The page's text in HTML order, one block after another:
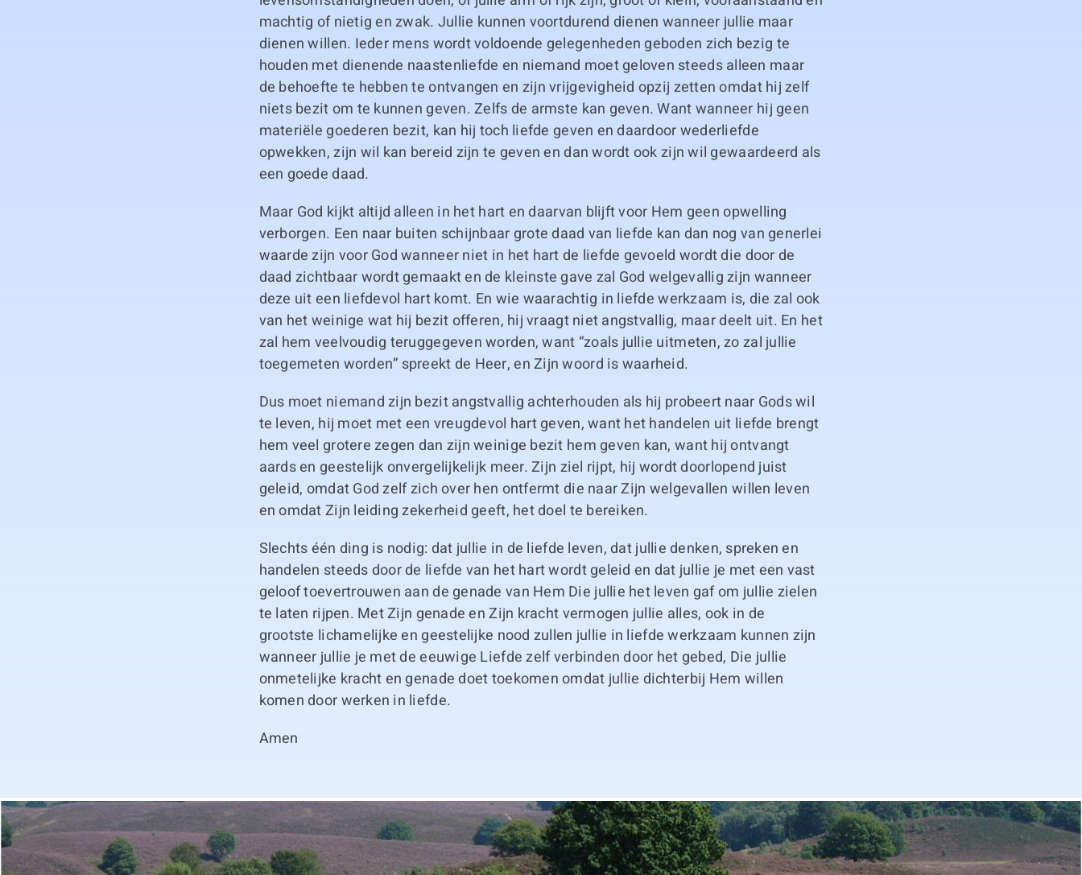
machtig of nietig en zwak. Jullie kunnen voortdurend dienen wanneer jullie maar
dienen willen. Ieder mens wordt voldoende gelegenheden geboden zich bezig te
houden met dienende naastenliefde en niemand moet geloven steeds alleen maar
de behoefte te hebben te ontvangen en zijn vrijgevigheid opzij zetten omdat hij zelf
niets bezit om te kunnen geven. Zelfs de armste kan geven. Want wanneer hij geen
materiële goederen bezit, kan hij toch liefde geven en daardoor wederliefde
opwekken, zijn wil kan bereid zijn te geven en dan wordt ook zijn wil gewaardeerd als
een goede daad.
Maar God kijkt altijd alleen in het hart en daarvan blijft voor Hem geen opwelling
verborgen. Een naar buiten schijnbaar grote daad van liefde kan dan nog van generlei
waarde zijn voor God wanneer niet in het hart de liefde gevoeld wordt die door de
daad zichtbaar wordt gemaakt en de kleinste gave zal God welgevallig zijn wanneer
deze uit een liefdevol hart komt. En wie waarachtig in liefde werkzaam is, die zal ook
van het weinige wat hij bezit offeren, hij vraagt niet angstvallig, maar deelt uit. En het
zal hem veelvoudig teruggegeven worden, want “zoals jullie uitmeten, zo zal jullie
toegemeten worden” spreekt de Heer, en Zijn woord is waarheid.
Dus moet niemand zijn bezit angstvallig achterhouden als hij probeert naar Gods wil
te leven, hij moet met een vreugdevol hart geven, want het handelen uit liefde brengt
hem veel grotere zegen dan zijn weinige bezit hem geven kan, want hij ontvangt
aards en geestelijk onvergelijkelijk meer. Zijn ziel rijpt, hij wordt doorlopend juist
geleid, omdat God zelf zich over hen ontfermt die naar Zijn welgevallen willen leven
en omdat Zijn leiding zekerheid geeft, het doel te bereiken.
Slechts één ding is nodig: dat jullie in de liefde leven, dat jullie denken, spreken en
handelen steeds door de liefde van het hart wordt geleid en dat jullie je met een vast
geloof toevertrouwen aan de genade van Hem Die jullie het leven gaf om jullie zielen
te laten rijpen. Met Zijn genade en Zijn kracht vermogen jullie alles, ook in de
grootste lichamelijke en geestelijke nood zullen jullie in liefde werkzaam kunnen zijn
wanneer jullie je met de eeuwige Liefde zelf verbinden door het gebed, Die jullie
onmetelijke kracht en genade doet toekomen omdat jullie dichterbij Hem willen
komen door werken in liefde.
Amen